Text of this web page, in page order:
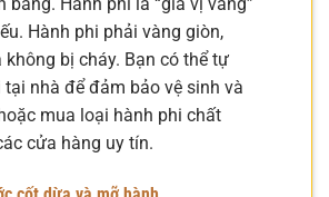
Hành phi phải vàng giòn,
bị cháy. Bạn có thể tự
tại nhà để đảm bảo vệ sinh và
mua loại hành phi chất
cửa hàng uy tín.